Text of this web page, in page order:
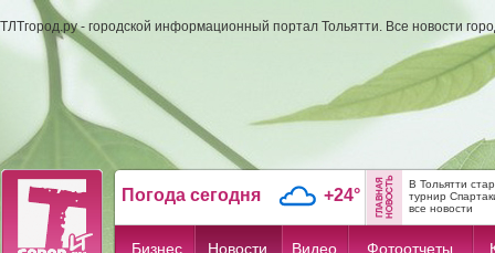
ТЛТгород.ру - городской информационный портал Тольятти. Все новости
Погода сегодня +24°
В Тольятти
турнир
все новости
Бизнес Новости Видео Фотоотчеты